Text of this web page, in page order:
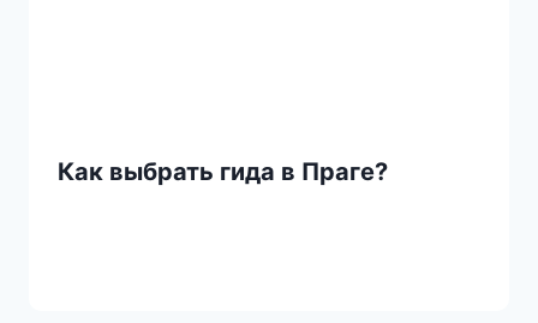
Как выбрать гида в Праге?